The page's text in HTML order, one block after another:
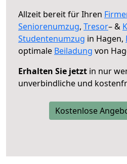
Allzeit bereit für Ihren
Seniorenumzug, Tresor– &
Studentenumzug in Hagen,
optimale Beiladung von
Erhalten Sie jetzt in nur
unverbindliche und
Kostenlose